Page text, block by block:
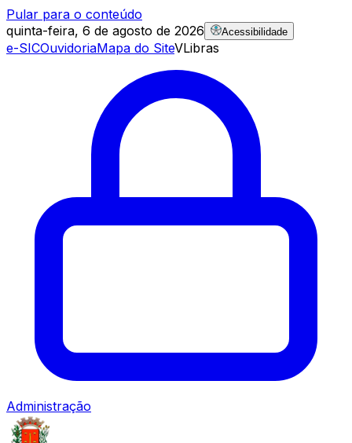
Pular para o conteúdo
quinta-feira, 6 de agosto de 2026
Acessibilidade
e-SICOuvidoriaMapa do SiteVLibras
Administração